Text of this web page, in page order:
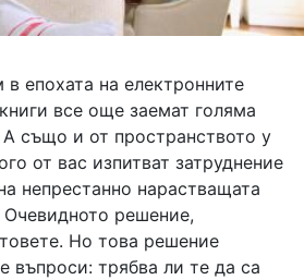
епохата на електронните
все още заемат голяма
също и от пространството у
от вас изпитват затруднение
непрестанно нарастващата
Очевидното решение,
Но това решение
въпроси: трябва ли те да са